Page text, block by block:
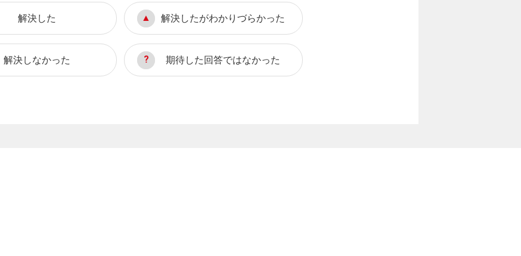
解決した 解決したがわかりづらかった
解決しなかった 期待した回答ではなかった